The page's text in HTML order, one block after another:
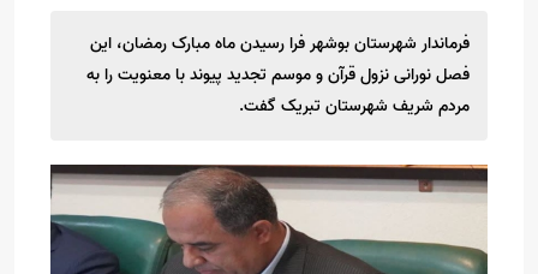
فرماندار شهرستان بوشهر فرا رسیدن ماه مبارک رمضان، این
فصل نورانی نزول قرآن و موسم تجدید پیوند با معنویت را به
مردم شریف شهرستان تبریک گفت.